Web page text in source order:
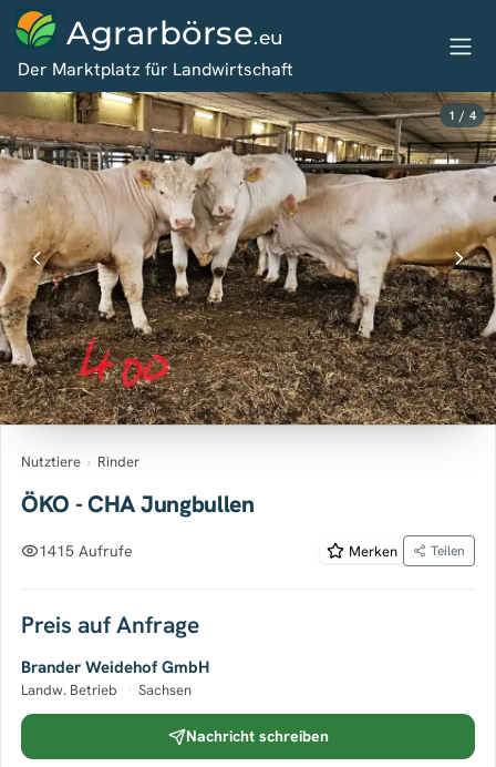
Agrarbörse.eu
Der Marktplatz für Landwirtschaft
1 / 4
Nutztiere › Rinder
ÖKO - CHA Jungbullen
1415 Aufrufe Merken Teilen
Preis auf Anfrage
Brander Weidehof GmbH
Landw. Betrieb · Sachsen
Nachricht schreiben